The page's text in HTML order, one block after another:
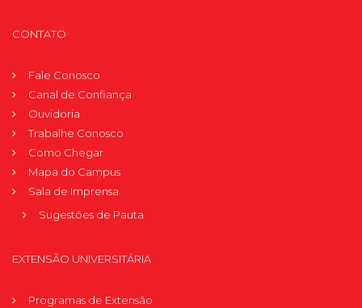
CONTATO
Fale Conosco
Canal de Confiança
Ouvidoria
Trabalhe Conosco
Como Chegar
Mapa do Campus
Sala de Imprensa
Sugestões de Pauta
EXTENSÃO UNIVERSITÁRIA
Programas de Extensão